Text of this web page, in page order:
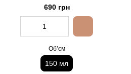
пантенолом Purito Seoul Mighty
Bamboo Panthenol Cleanser,
690 грн
Обʼєм
150 мл